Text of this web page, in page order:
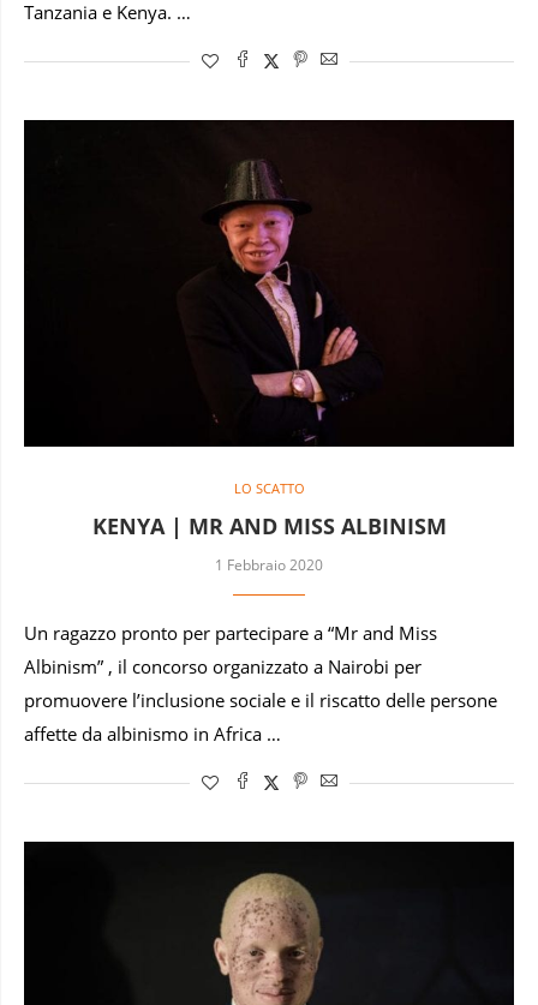
Tanzania e Kenya. …
LO SCATTO
KENYA | MR AND MISS ALBINISM
1 Febbraio 2020
Un ragazzo pronto per partecipare a “Mr and Miss
Albinism” , il concorso organizzato a Nairobi per
promuovere l’inclusione sociale e il riscatto delle persone
affette da albinismo in Africa …